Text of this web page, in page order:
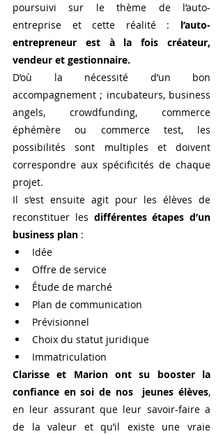
poursuivi sur le thème de l’auto-
entreprise et cette réalité : l’auto-
entrepreneur est à la fois créateur,
vendeur et gestionnaire.
D’où la nécessité d’un bon
accompagnement ; incubateurs, business
angels, crowdfunding, commerce
éphémère ou commerce test, les
possibilités sont multiples et doivent
correspondre aux spécificités de chaque
projet.
Il s’est ensuite agit pour les élèves de
reconstituer les différentes étapes d’un
business plan :
Idée
Offre de service
Étude de marché
Plan de communication
Prévisionnel
Choix du statut juridique
Immatriculation
Clarisse et Marion ont su booster la
confiance en soi de nos  jeunes élèves,
en leur assurant que leur savoir-faire a
de la valeur et qu’il existe une vraie